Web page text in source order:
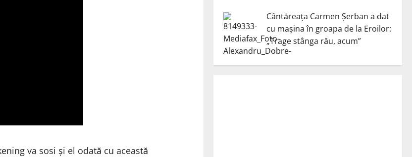
va sosi și el odată cu această
Cântăreața Carmen Șerban a dat
cu mașina în groapa de la Eroilor:
„Trage stânga rău, acum”